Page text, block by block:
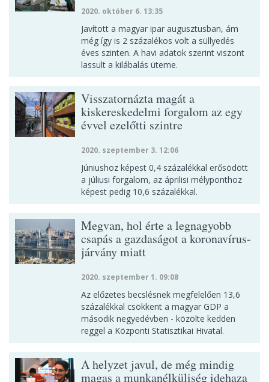
2020. október 6. 13:35
Javított a magyar ipar augusztusban, ám
még így is 2 százalékos volt a süllyedés
éves szinten. A havi adatok szerint viszont
lassult a kilábalás üteme.
Visszatornázta magát a
kiskereskedelmi forgalom az egy
évvel ezelőtti szintre
2020. szeptember 3. 12:06
Júniushoz képest 0,4 százalékkal erősödött
a júliusi forgalom, az áprilisi mélyponthoz
képest pedig 10,6 százalékkal.
Megvan, hol érte a legnagyobb
csapás a gazdaságot a koronavírus-
járvány miatt
2020. szeptember 1. 09:08
Az előzetes becslésnek megfelelően 13,6
százalékkal csökkent a magyar GDP a
második negyedévben - közölte kedden
reggel a Központi Statisztikai Hivatal.
A helyzet javul, de még mindig
magas a munkanélküliség idehaza